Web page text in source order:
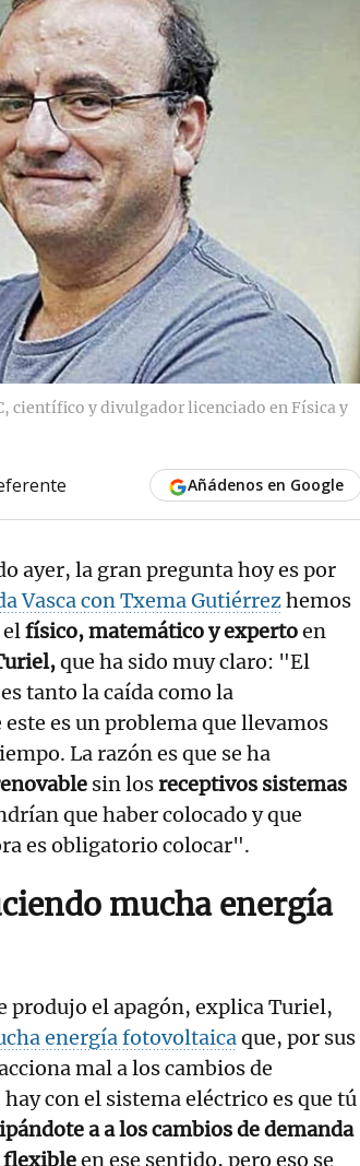
científico y divulgador licenciado en Física y
Añádenos en Google
ayer, la gran pregunta hoy es por
Vasca con Txema Gutiérrezhemos
físico, matemático y expertoen
que ha sido muy claro: "El
tanto la caída como la
este es un problema que llevamos
La razón es que se ha
sin losreceptivos sistemas
que haber colocado y que
es obligatorio colocar".
mucha energía
produjo el apagón, explica Turiel,
energía fotovoltaicaque, por sus
mal a los cambios de
con el sistema eléctrico es que tú
a a los cambios de demanda
flexibleen ese sentido, pero eso se